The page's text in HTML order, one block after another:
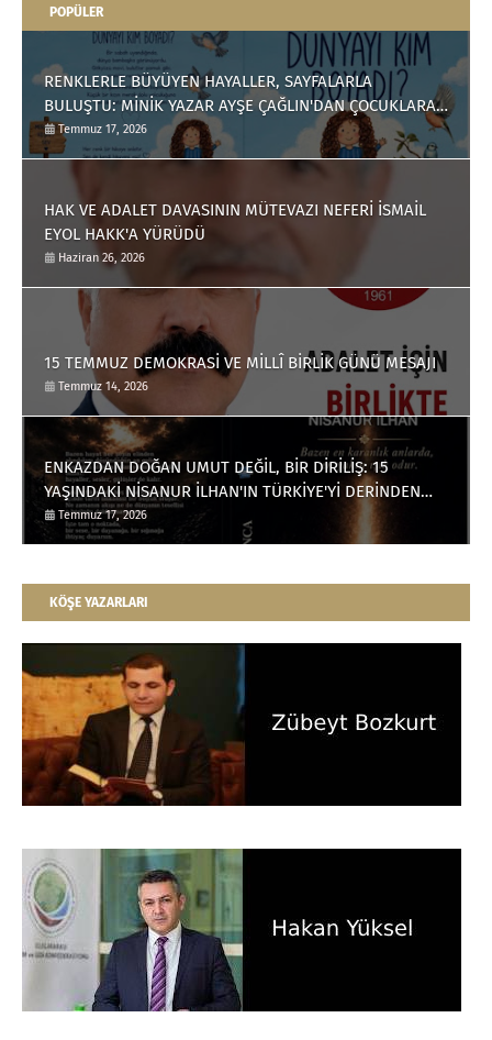
POPÜLER
RENKLERLE BÜYÜYEN HAYALLER, SAYFALARLA
BULUŞTU: MİNİK YAZAR AYŞE ÇAĞLIN'DAN ÇOCUKLARA
ANLAMLI BİR ESER
Temmuz 17, 2026
HAK VE ADALET DAVASININ MÜTEVAZI NEFERİ İSMAİL
EYOL HAKK'A YÜRÜDÜ
Haziran 26, 2026
15 TEMMUZ DEMOKRASİ VE MİLLÎ BİRLİK GÜNÜ MESAJI
Temmuz 14, 2026
ENKAZDAN DOĞAN UMUT DEĞİL, BİR DİRİLİŞ: 15
YAŞINDAKİ NİSANUR İLHAN'IN TÜRKİYE'Yİ DERİNDEN
ETKİLEYECEK HİKÂYESİ
Temmuz 17, 2026
KÖŞE YAZARLARI